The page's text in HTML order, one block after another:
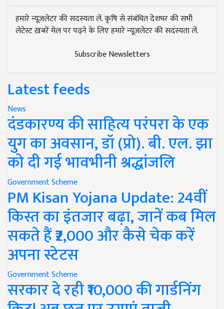
हमारे न्यूज़लेटर की सदस्यता लें. कृषि से संबंधित देशभर की सभी
लेटेस्ट ख़बरें मेल पर पढ़ने के लिए हमारे न्यूज़लेटर की सदस्यता लें.
Subscribe Newsletters
Latest feeds
News
दंडकारण्य की साहित्य परंपरा के एक
युग का अवसान, डॉ (प्रो). बी. एल. झा
को दी गई भावभीनी श्रद्धांजलि
Government Scheme
PM Kisan Yojana Update: 24वीं
किस्त का इंतजार बढ़ा, जानें कब मिल
सकते हैं ₹2,000 और कैसे चेक करें
अपना स्टेटस
Government Scheme
सरकार दे रही ₹10,000 की गार्डनिंग